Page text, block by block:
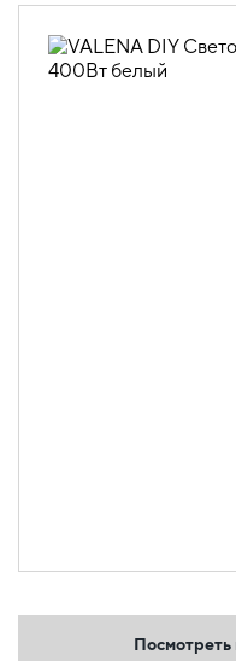
06.01.14.01 ЭУИ
Посмотреть